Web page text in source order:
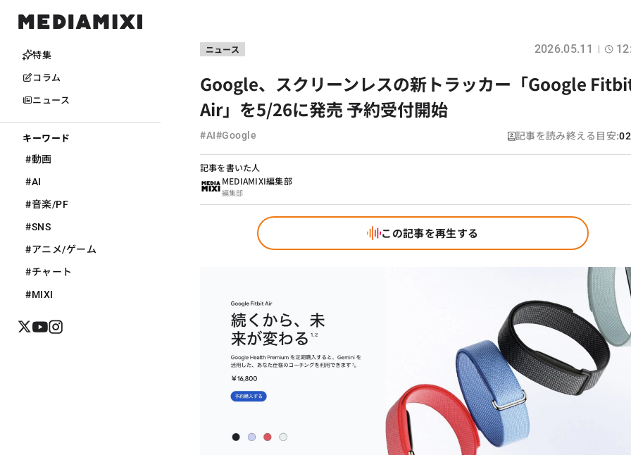
特集
コラム
ニュース
キーワード
#動画
#AI
#音楽/PF
#SNS
#アニメ/ゲーム
#チャート
#MIXI
ニュース 2026.05.11
Google、スクリーンレスの新トラッカー「Google
Air」を5/26に発売 予約受付開始
#AI#Google 記事を読み終える目安:
記事を書いた人
MEDIAMIXI編集部
編集部
この記事を再生する